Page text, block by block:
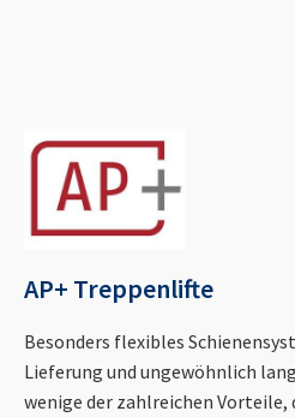
AP+ Treppenlifte
Besonders flexibles
Lieferung und ungewöhnlich
wenige der zahlreichen Vorteile,